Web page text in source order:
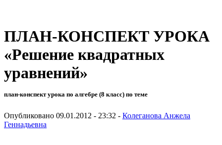
ПЛАН-КОНСПЕКТ УРОКА
«Решение квадратных
уравнений»
план-конспект урока по алгебре (8 класс) по теме
Опубликовано 09.01.2012 - 23:32 - Колеганова Анжела
Геннадьевна